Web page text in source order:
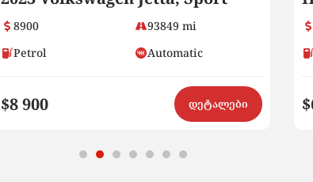
8900
93849 mi
Petrol
Automatic
$8 900 დეტალები